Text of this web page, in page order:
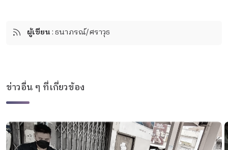
ผู้เขียน: ธนาภรณ์/ศราวุธ
ข่าวอื่น ๆ ที่เกี่ยวข้อง